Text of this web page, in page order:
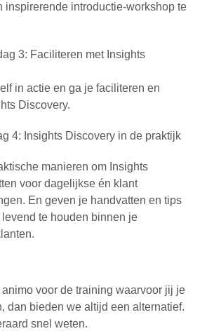
inspirerende introductie-workshop te
3: Faciliteren met Insights
in actie en ga je faciliteren en
Discovery.
4: Insights Discovery in de praktijk
manieren om Insights
voor dagelijkse én klant
En geven je handvatten en tips
te houden binnen je
animo voor de training waarvoor jij je
dan bieden we altijd een alternatief.
snel weten.